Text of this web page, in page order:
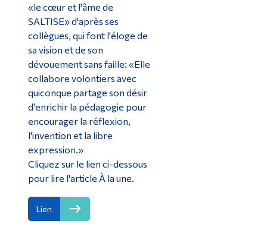
«le cœur et l'âme de
SALTISE» d'après ses
collègues, qui font l'éloge de
sa vision et de son
dévouement sans faille: «Elle
collabore volontiers avec
quiconque partage son désir
d'enrichir la pédagogie pour
encourager la réflexion,
l'invention et la libre
expression.»
Cliquez sur le lien ci-dessous
pour lire l'article À la une.
Lien